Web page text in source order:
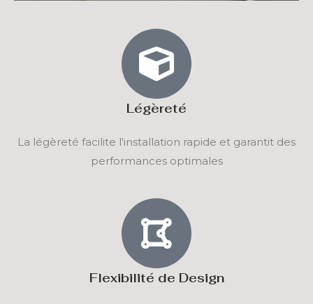
Légèreté
La légèreté facilite l'installation rapide et garantit des
performances optimales
Flexibilité de Design